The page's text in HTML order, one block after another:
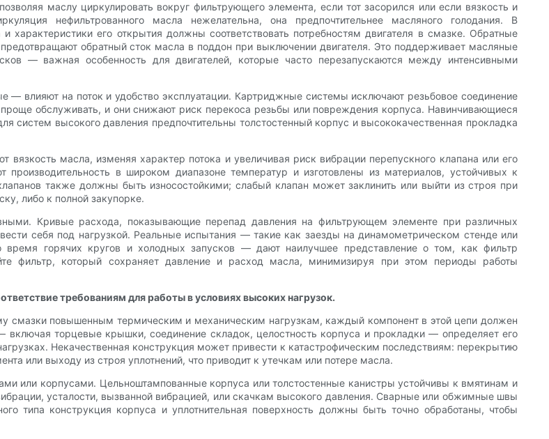
маслу циркулировать вокруг фильтрующего элемента, если тот засорился или если вязкость и
нефильтрованного масла нежелательна, она предпочтительнее масляного голодания. В
характеристики его открытия должны соответствовать потребностям двигателя в смазке. Обратные
обратный сток масла в поддон при выключении двигателя. Это поддерживает масляные
— важная особенность для двигателей, которые часто перезапускаются между интенсивными
влияют на поток и удобство эксплуатации. Картриджные системы исключают резьбовое соединение
обслуживать, и они снижают риск перекоса резьбы или повреждения корпуса. Навинчивающиеся
систем высокого давления предпочтительны толстостенный корпус и высококачественная прокладка
масла, изменяя характер потока и увеличивая риск вибрации перепускного клапана или его
в широком диапазоне температур и изготовлены из материалов, устойчивых к
также должны быть износостойкими; слабый клапан может заклинить или выйти из строя при
либо к полной закупорке.
Кривые расхода, показывающие перепад давления на фильтрующем элементе при различных
себя под нагрузкой. Реальные испытания — такие как заезды на динамометрическом стенде или
горячих кругов и холодных запусков — дают наилучшее представление о том, как фильтр
фильтр, который сохраняет давление и расход масла, минимизируя при этом периоды работы
требованиям для работы в условиях высоких нагрузок.
смазки повышенным термическим и механическим нагрузкам, каждый компонент в этой цепи должен
включая торцевые крышки, соединение складок, целостность корпуса и прокладки — определяет его
Некачественная конструкция может привести к катастрофическим последствиям: перекрытию
или выходу из строя уплотнений, что приводит к утечкам или потере масла.
или корпусами. Цельноштампованные корпуса или толстостенные канистры устойчивы к вмятинам и
усталости, вызванной вибрацией, или скачкам высокого давления. Сварные или обжимные швы
типа конструкция корпуса и уплотнительная поверхность должны быть точно обработаны, чтобы